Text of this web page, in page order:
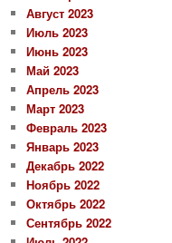
Август 2023
Июль 2023
Июнь 2023
Май 2023
Апрель 2023
Март 2023
Февраль 2023
Январь 2023
Декабрь 2022
Ноябрь 2022
Октябрь 2022
Сентябрь 2022